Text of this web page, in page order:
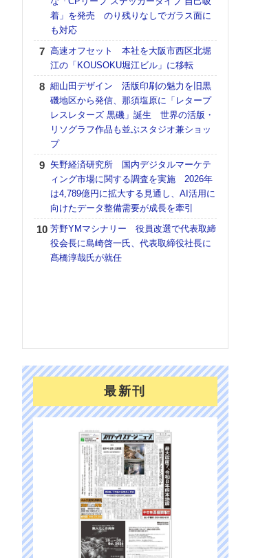
着」を発売 のり残りなしでガラス面に
も対応
高速オフセット 本社を大阪市西区北堀
江の「KOUSOKU堀江ビル」に移転
細山田デザイン 活版印刷の魅力を旧黒
磯地区から発信、那須塩原に「レタープ
レスレターズ 黒磯」誕生 世界の活版・
リソグラフ作品も並ぶスタジオ兼ショッ
プ
矢野経済研究所 国内デジタルマーケテ
ィング市場に関する調査を実施 2026年
は4,789億円に拡大する見通し、AI活用に
向けたデータ整備需要が成長を牽引
芳野YMマシナリー 役員改選で代表取締
役会長に島崎啓一氏、代表取締役社長に
髙橋淳哉氏が就任
最新刊